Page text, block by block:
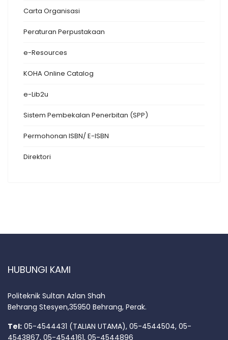
Carta Organisasi
Peraturan Perpustakaan
e-Resources
KOHA Online Catalog
e-Lib2u
Sistem Pembekalan Penerbitan (SPP)
Permohonan ISBN/ E-ISBN
Direktori
HUBUNGI KAMI
Politeknik Sultan Azlan Shah
Behrang Stesyen,35950 Behrang, Perak.
Tel: 05-4544431 (TALIAN UTAMA), 05-4544504, 05-
4543867, 05-4544161, 05-4544896